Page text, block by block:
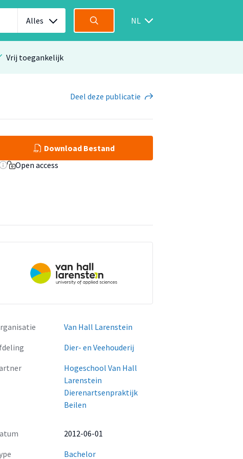
Alles NL
Vrij toegankelijk
Deel deze publicatie
Download Bestand
Open access
Van Hall Larenstein
Dier- en Veehouderij
Hogeschool Van Hall
Larenstein
Dierenartsenpraktijk
Beilen
2012-06-01
Bachelor